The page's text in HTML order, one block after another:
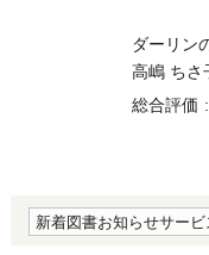
ダーリン
高嶋 ちさ
総合評価
新着図書お知らせサービ